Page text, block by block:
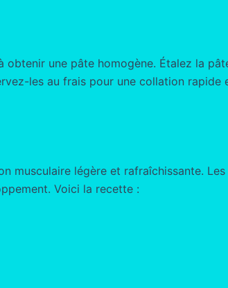
une pâte homogène. Étalez la
les au frais pour une collation rapide
musculaire légère et rafraîchissante.
Voici la recette :